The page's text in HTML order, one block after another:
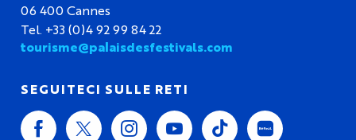
06 400 Cannes
Tel. +33 (0)4 92 99 84 22
tourisme@palaisdesfestivals.com
SEGUITECI SULLE RETI